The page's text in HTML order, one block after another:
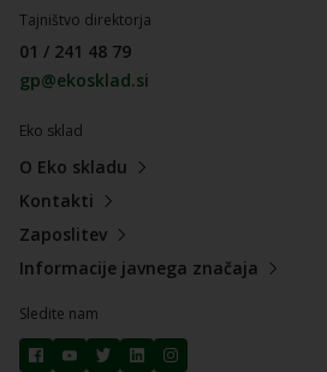
Tajništvo direktorja
01 / 241 48 79
gp@ekosklad.si
Eko sklad
O Eko skladu
Kontakti
Zaposlitev
Informacije javnega značaja
Sledite nam